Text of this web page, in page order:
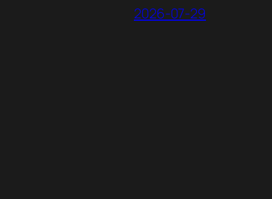
2026-07-29